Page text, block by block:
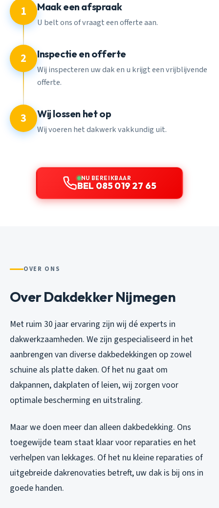
1 Maak een afspraak
U belt ons of vraagt een offerte aan.
2 Inspectie en offerte
Wij inspecteren uw dak en u krijgt een vrijblijvende
offerte.
3 Wij lossen het op
Wij voeren het dakwerk vakkundig uit.
NU BEREIKBAAR
BEL 085 019 27 65
OVER ONS
Over Dakdekker Nijmegen
Met ruim 30 jaar ervaring zijn wij dé experts in
dakwerkzaamheden. We zijn gespecialiseerd in het
aanbrengen van diverse dakbedekkingen op zowel
schuine als platte daken. Of het nu gaat om
dakpannen, dakplaten of leien, wij zorgen voor
optimale bescherming en uitstraling.
Maar we doen meer dan alleen dakbedekking. Ons
toegewijde team staat klaar voor reparaties en het
verhelpen van lekkages. Of het nu kleine reparaties of
uitgebreide dakrenovaties betreft, uw dak is bij ons in
goede handen.